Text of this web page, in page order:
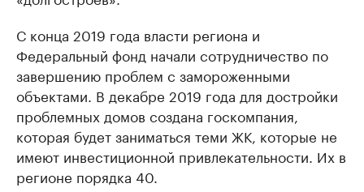
С конца 2019 года власти региона и
Федеральный фонд начали сотрудничество по
завершению проблем с замороженными
объектами. В декабре 2019 года для достройки
проблемных домов создана госкомпания,
которая будет заниматься теми ЖК, которые не
имеют инвестиционной привлекательности. Их в
регионе порядка 40.